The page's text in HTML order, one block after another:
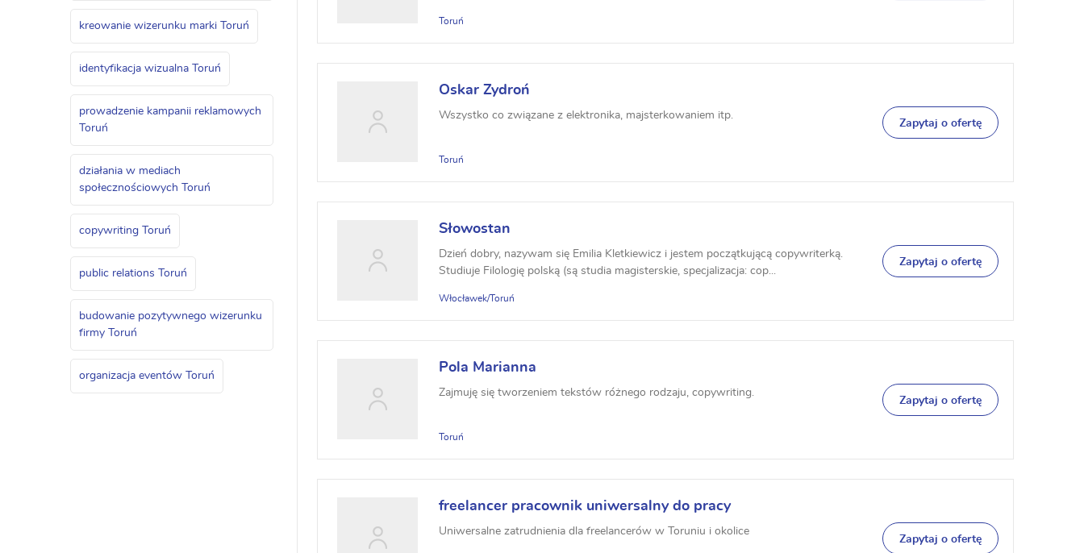
Toruń
Oskar Zydroń
Wszystko co związane z elektronika, majsterkowaniem itp.
Toruń
Zapytaj o ofertę
Słowostan
Dzień dobry, nazywam się Emilia Kletkiewicz i jestem początkującą copywriterką.
Studiuje Filologię polską (są studia magisterskie, specjalizacja: cop...
Włocławek/Toruń
Zapytaj o ofertę
Pola Marianna
Zajmuję się tworzeniem tekstów różnego rodzaju, copywriting.
Toruń
Zapytaj o ofertę
freelancer pracownik uniwersalny do pracy
Uniwersalne zatrudnienia dla freelancerów w Toruniu i okolice
Zapytaj o ofertę
kreowanie wizerunku marki Toruń
identyfikacja wizualna Toruń
prowadzenie kampanii reklamowych
Toruń
działania w mediach
społecznościowych Toruń
copywriting Toruń
public relations Toruń
budowanie pozytywnego wizerunku
firmy Toruń
organizacja eventów Toruń